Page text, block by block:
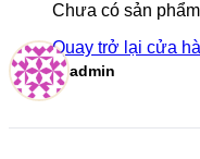
Chưa có sản
Quay trở lại cửa
admin